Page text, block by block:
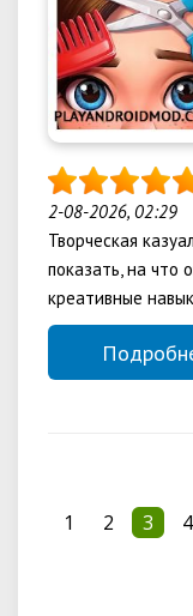
2-08-2026, 02:29
Творческая
показать, на что
креативные
1
2 3 4